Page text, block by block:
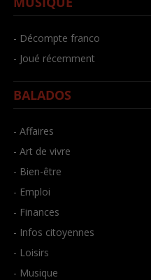
- Décompte franco
- Joué récemment
BALADOS
- Affaires
- Art de vivre
- Bien-être
- Emploi
- Finances
- Infos citoyennes
- Loisirs
- Musique